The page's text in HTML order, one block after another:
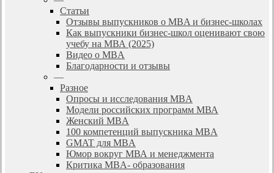
Статьи
Отзывы выпускников о MBA и бизнес-школах
Как выпускники бизнес-школ оценивают свою
учебу на МВА (2025)
Видео о MBA
Благодарности и отзывы
—
Разное
Опросы и исследования MBA
Модели российских программ МВА
Женский MBA
100 компетенций выпускника MBA
GMAT для MBA
Юмор вокруг МВА и менеджмента
Критика MBA- образования